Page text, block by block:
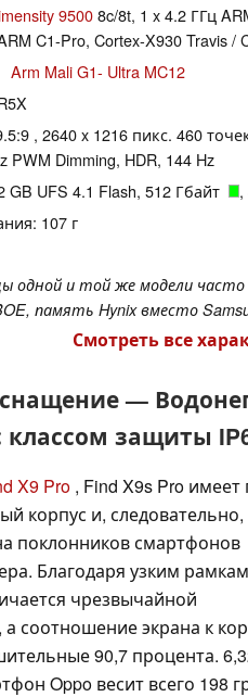
95008c/8t, 1 x 4.2 ГГц
C1-Pro, Cortex-X930 Travis /
Arm Mali G1- Ultra MC12
, 2640 x 1216 пикс. 460
PWM Dimming, HDR, 144 Hz
GB UFS 4.1 Flash, 512 Гбайт
107 г
одной и той же модели
память Hynix вместо
Смотреть все
—
классом защиты
X9 Pro , Find X9s Pro имеет
корпус и, следовательно,
поклонников смартфонов
Благодаря узким
чрезвычайной
соотношение экрана к
90,7 процента.
Oppo весит всего 198